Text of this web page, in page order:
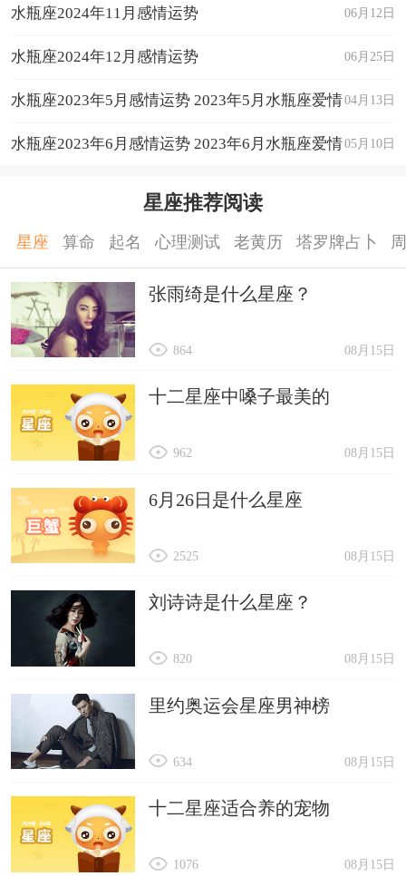
06月12日
水瓶座2024年11月感情运势
06月25日
水瓶座2024年12月感情运势
04月13日
水瓶座2023年5月感情运势 2023年5月水瓶座爱情
运程详解 05月10日
水瓶座2023年6月感情运势 2023年6月水瓶座爱情
星座推荐阅读
星座 算命 起名 心理测试 老黄历 塔罗牌占卜
张雨绮是什么星座？
08月15日
864
十二星座中嗓子最美的
08月15日
962
6月26日是什么星座
08月15日
2525
刘诗诗是什么星座？
08月15日
820
里约奥运会星座男神榜
08月15日
634
十二星座适合养的宠物
08月15日
1076